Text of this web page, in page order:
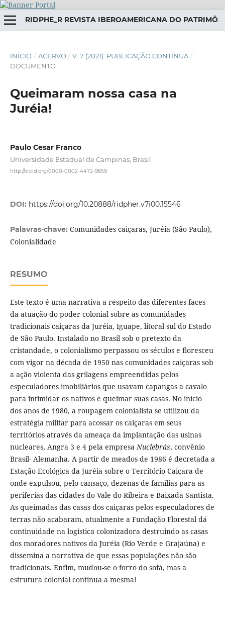
RIDPHE_R REVISTA IBEROAMERICANA DO PATRIMÔNIO HISTÓRICO-EDUCATIVO
INÍCIO / ACERVO / V. 7 (2021): PUBLICAÇÃO CONTÍNUA /
DOCUMENTO
Queimaram nossa casa na
Juréia!
Paulo Cesar Franco
Universidade Estadual de Campinas, Brasil.
http://orcid.org/0000-0002-4472-9659
DOI: https://doi.org/10.20888/ridpher.v7i00.15546
Palavras-chave: Comunidades caiçaras, Juréia (São Paulo),
Colonialidade
RESUMO
Este texto é uma narrativa a respeito das diferentes faces
da atuação do poder colonial sobre as comunidades
tradicionais caiçaras da Juréia, Iguape, litoral sul do Estado
de São Paulo. Instalado no Brasil sob o pretexto da
cristandade, o colonialismo perpassou os séculos e floresceu
com vigor na década de 1950 nas comunidades caiçaras sob
a ação violenta das grilagens empreendidas pelos
especuladores imobiliários que usavam capangas a cavalo
para intimidar os nativos e queimar suas casas. No início
dos anos de 1980, a roupagem colonialista se utilizou da
estratégia militar para acossar os caiçaras em seus
territórios através da ameaça da implantação das usinas
nucleares, Angra 3 e 4 pela empresa Nuclebrás, convênio
Brasil- Alemanha. A partir de meados de 1986 é decretada a
Estação Ecológica da Juréia sobre o Território Caiçara de
onde expulsou, pelo cansaço, dezenas de famílias para as
periferias das cidades do Vale do Ribeira e Baixada Santista.
As queimadas das casas dos caiçaras pelos especuladores de
terras não acabaram, atualmente a Fundação Florestal dá
continuidade na logística colonizadora destruindo as casas
dos moradores nativos da Juréia (Rio Verde e Grajaúna) e
dissemina a narrativa de que essas populações não são
tradicionais. Enfim, mudou-se o forro do sofá, mas a
estrutura colonial continua a mesma!